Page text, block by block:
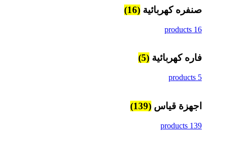
صنفره كهربائية (16)
16 products
فاره كهربائية (5)
5 products
اجهزة قياس (139)
139 products